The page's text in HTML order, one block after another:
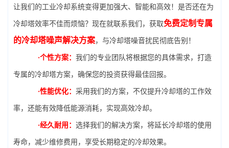
让我们的工业冷却系统变得更加强大、智能和高效！是否还在为
冷却塔效率不佳而烦恼？现在就联系我们，获取免费定制专属
的冷却塔噪声解决方案，与冷却塔噪音扰民彻底告别！
·个性方案： 我们的专业团队将根据您的具体需求，打造
专属的冷却塔方案，确保您的投资获得最佳回报。
·性能优化： 采用我们的方案，不仅提升冷却塔的工作效
率，还能有效降低能源消耗，实现高效冷却。
·经久耐用： 选择我们的解决方案，将延长冷却塔的使用
寿命，减少维修费用，享受长期稳定的冷却效果。